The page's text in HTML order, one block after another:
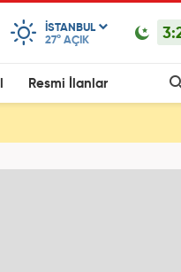
ISTANBUL
27° AÇIK
Resmi İlanlar